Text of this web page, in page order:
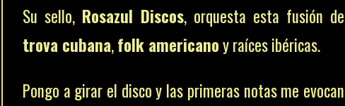
Su sello, Rosazul Discos, orquesta esta fusión de
trova cubana,folk americanoy raíces ibéricas.
Pongo a girar el disco y las primeras notas me evocan